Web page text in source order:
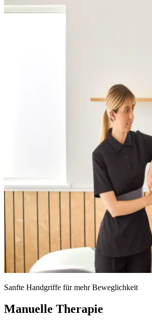
Sanfte Handgriffe für mehr Beweglichkeit
Manuelle Therapie